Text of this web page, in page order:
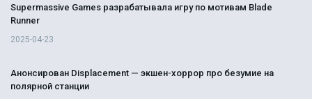
Supermassive Games разрабатывала игру по мотивам Blade
Runner
2025-04-23
Анонсирован Displacement — экшен-хоррор про безумие на
полярной станции